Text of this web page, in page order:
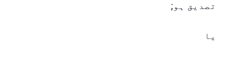
تصدیق ہو;
یا